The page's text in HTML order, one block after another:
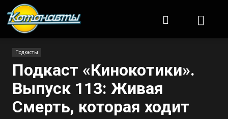
Подкасты
Подкаст «Кинокотики».
Выпуск 113: Живая
Смерть, которая ходит